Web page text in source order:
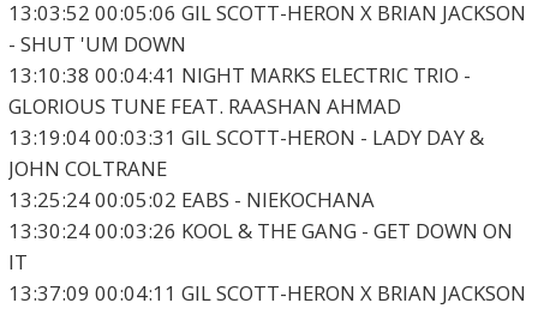
13:03:52 00:05:06 GIL SCOTT-HERON X BRIAN JACKSON
- SHUT 'UM DOWN
13:10:38 00:04:41 NIGHT MARKS ELECTRIC TRIO -
GLORIOUS TUNE FEAT. RAASHAN AHMAD
13:19:04 00:03:31 GIL SCOTT-HERON - LADY DAY &
JOHN COLTRANE
13:25:24 00:05:02 EABS - NIEKOCHANA
13:30:24 00:03:26 KOOL & THE GANG - GET DOWN ON
IT
13:37:09 00:04:11 GIL SCOTT-HERON X BRIAN JACKSON